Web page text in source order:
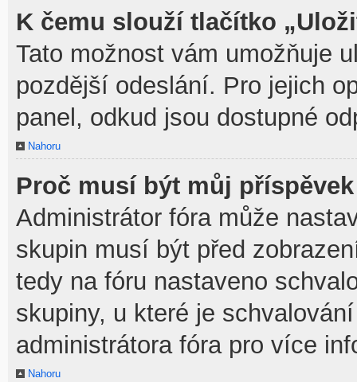
K čemu slouží tlačítko
Tato možnost vám umožňuje
pozdější odeslání. Pro jejich
panel, odkud jsou dostupné
Nahoru
Proč musí být můj
Administrátor fóra může
skupin musí být před
tedy na fóru nastaveno
skupiny, u které je
administrátora fóra pro více
Nahoru